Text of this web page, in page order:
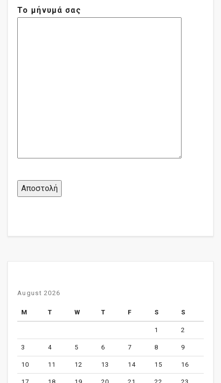
Το μήνυμά σας
August 2026
M T W T F S S
1 2
3 4 5 6 7 8 9
10 11 12 13 14 15 16